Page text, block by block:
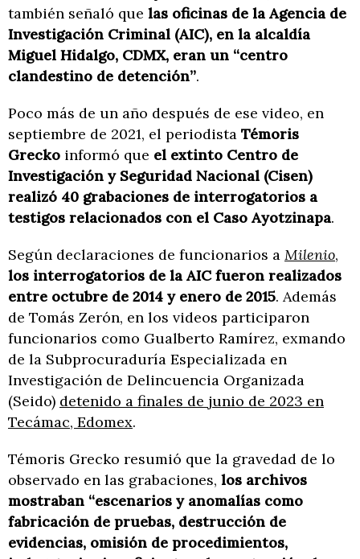
también señaló que las oficinas de la Agencia de
Investigación Criminal (AIC), en la alcaldía
Miguel Hidalgo, CDMX, eran un “centro
clandestino de detención”.
Poco más de un año después de ese video, en
septiembre de 2021, el periodista Témoris
Grecko informó que el extinto Centro de
Investigación y Seguridad Nacional (Cisen)
realizó 40 grabaciones de interrogatorios a
testigos relacionados con el Caso Ayotzinapa.
Según declaraciones de funcionarios a Milenio,
los interrogatorios de la AIC fueron realizados
entre octubre de 2014 y enero de 2015. Además
de Tomás Zerón, en los videos participaron
funcionarios como Gualberto Ramírez, exmando
de la Subprocuraduría Especializada en
Investigación de Delincuencia Organizada
(Seido) detenido a finales de junio de 2023 en
Tecámac, Edomex.
Témoris Grecko resumió que la gravedad de lo
observado en las grabaciones, los archivos
mostraban “escenarios y anomalías como
fabricación de pruebas, destrucción de
evidencias, omisión de procedimientos,